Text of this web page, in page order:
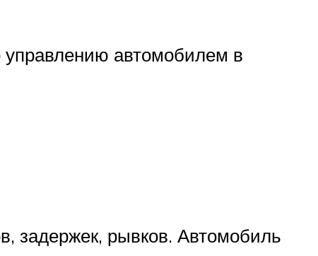
автомобилем в
задержек, рывков. Автомобиль